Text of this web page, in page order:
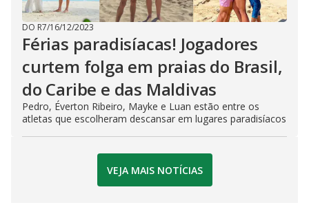
DO R7/16/12/2023
Férias paradisíacas! Jogadores
curtem folga em praias do Brasil,
do Caribe e das Maldivas
Pedro, Éverton Ribeiro, Mayke e Luan estão entre os
atletas que escolheram descansar em lugares paradisíacos
VEJA MAIS NOTÍCIAS